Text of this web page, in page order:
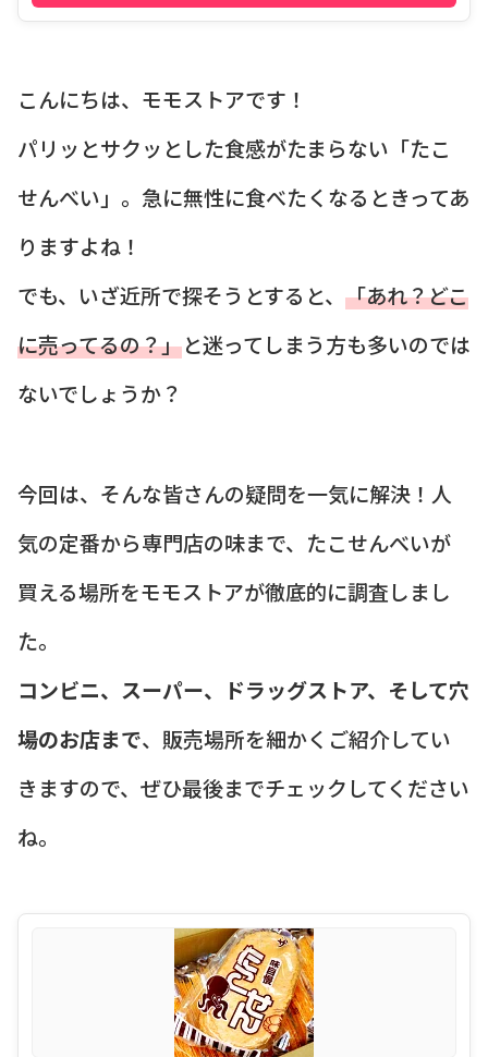
こんにちは、モモストアです！
パリッとサクッとした食感がたまらない「たこ
せんべい」。急に無性に食べたくなるときってあ
りますよね！
でも、いざ近所で探そうとすると、 「あれ？どこ
に売ってるの？」と迷ってしまう方も多いのでは
ないでしょうか？
今回は、そんな皆さんの疑問を一気に解決！人
気の定番から専門店の味まで、たこせんべいが
買える場所をモモストアが徹底的に調査しまし
た。
コンビニ、スーパー、ドラッグストア、そして穴
場のお店まで、販売場所を細かくご紹介してい
きますので、ぜひ最後までチェックしてください
ね。